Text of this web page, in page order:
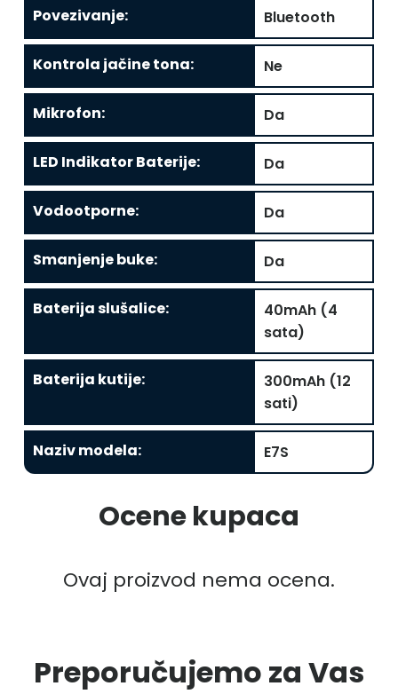
Povezivanje: Bluetooth
Kontrola jačine tona: Ne
Mikrofon: Da
LED Indikator Baterije: Da
Vodootporne: Da
Smanjenje buke: Da
Baterija slušalice:
40mAh (4
sata)
Baterija kutije:
300mAh (12
sati)
Naziv modela: E7S
Ocene kupaca
Ovaj proizvod nema ocena.
Preporučujemo za Vas